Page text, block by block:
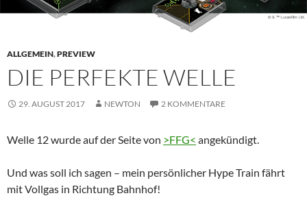
ALLGEMEIN,PREVIEW
DIE PERFEKTE WELLE
29. AUGUST 2017 NEWTON 2 KOMMENTARE
Welle 12 wurde auf der Seite von >FFG< angekündigt.
Und was soll ich sagen – mein persönlicher Hype Train fährt
mit Vollgas in Richtung Bahnhof!